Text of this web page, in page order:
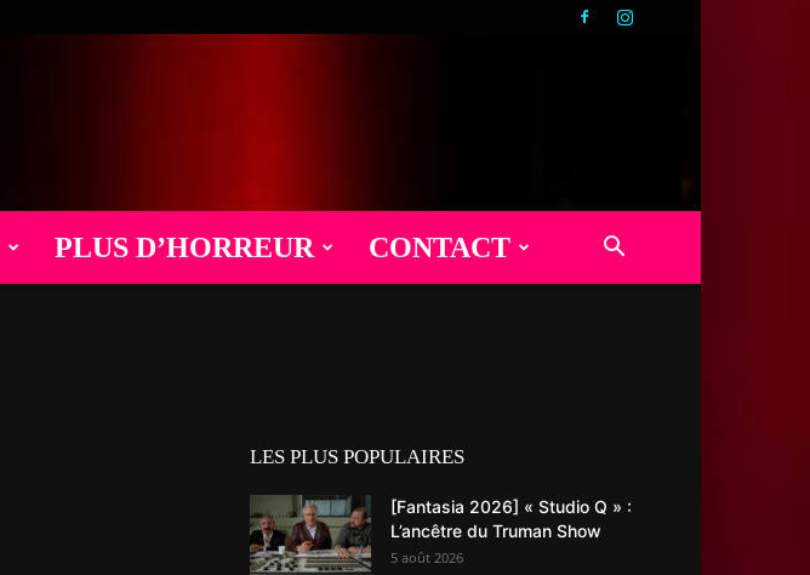
PLUS D’HORREUR CONTACT
LES PLUS POPULAIRES
[Fantasia 2026] « Studio Q » :
L’ancêtre du Truman Show
5 août 2026